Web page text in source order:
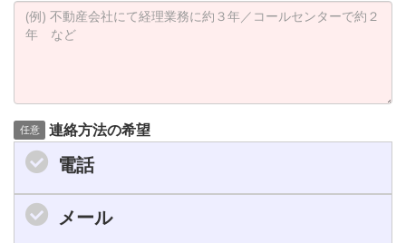
任意 連絡方法の希望
電話
メール